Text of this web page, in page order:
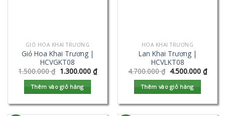
GIỎ HOA KHAI TRƯƠNG
Giỏ Hoa Khai Trương |
HCVGKT08
1.500.000₫ 1.300.000 ₫
Thêm vào giỏ hàng
HOA KHAI TRƯƠNG
Lan Khai Trương |
HCVLKT08
4.700.000₫ 4.500.000 ₫
Thêm vào giỏ hàng